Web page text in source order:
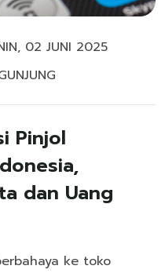
02 JUNI 2025
Pinjol
dan Uang
ke toko